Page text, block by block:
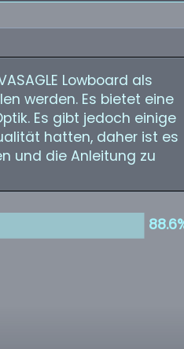
Lowboard als
werden. Es bietet eine
Es gibt jedoch einige
hatten, daher ist es
und die Anleitung zu